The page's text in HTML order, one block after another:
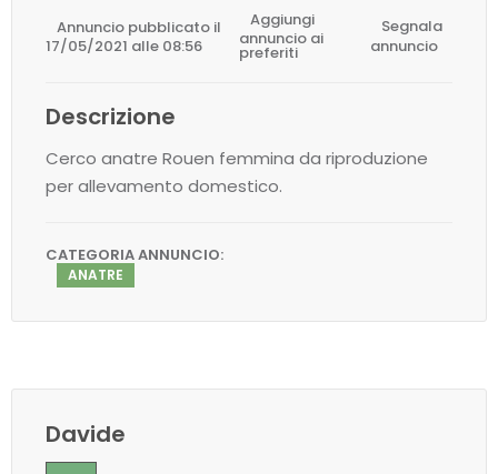
Annuncio pubblicato il
17/05/2021 alle 08:56
Aggiungi
annuncio ai
preferiti
Segnala
annuncio
Descrizione
Cerco anatre Rouen femmina da riproduzione
per allevamento domestico.
CATEGORIA ANNUNCIO:
ANATRE
Davide